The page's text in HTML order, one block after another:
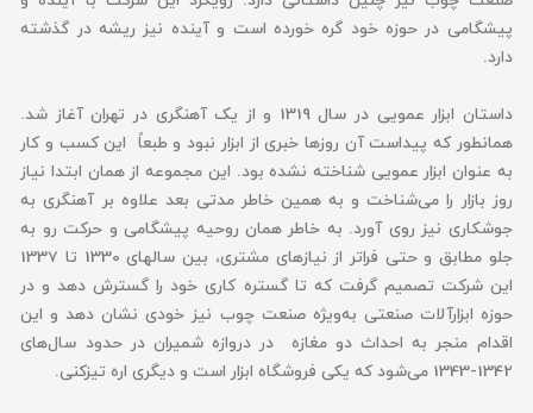
پیشگامی در حوزه خود گره خورده است و آینده نیز ریشه در گذشته
دارد.
داستان ابزار عمویی در سال 1319 و از یک آهنگری در تهران آغاز شد.
همانطور که پیداست آن روزها خبری از ابزار نبود و طبعاً این کسب و کار
به عنوان ابزار عمویی شناخته نشده بود. این مجموعه از همان ابتدا نیاز
روز بازار را می‌شناخت و به همین خاطر مدتی بعد علاوه بر آهنگری به
جوشکاری نیز روی آورد. به خاطر همان روحیه پیشگامی و حرکت رو به
جلو مطابق و حتی فراتر از نیازهای مشتری، بین سالهای 1330 تا 1337
این شرکت تصمیم گرفت که تا گستره کاری خود را گسترش دهد و در
حوزه ابزارآلات صنعتی به‌ویژه صنعت چوب نیز خودی نشان دهد و این
اقدام منجر به احداث دو مغازه در دروازه شمیران در حدود سال‌های
1342-1343 می‌شود که یکی فروشگاه ابزار است و دیگری اره تیزکنی.